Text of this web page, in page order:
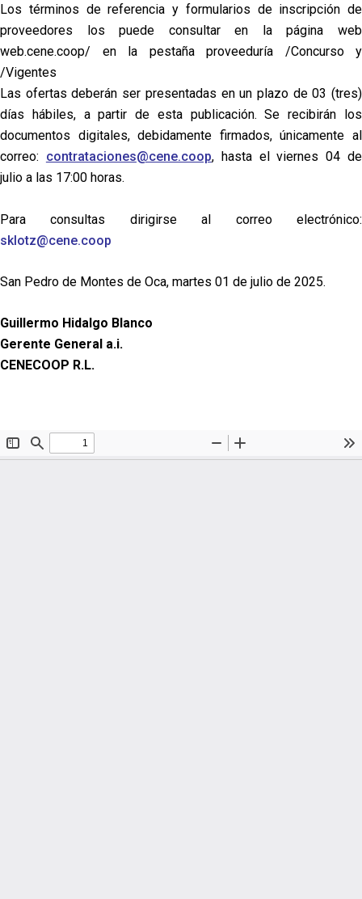
Los términos de referencia y formularios de inscripción de
proveedores los puede consultar en la página web
web.cene.coop/ en la pestaña proveeduría /Concurso y
/Vigentes
Las ofertas deberán ser presentadas en un plazo de 03 (tres)
días hábiles, a partir de esta publicación. Se recibirán los
documentos digitales, debidamente firmados, únicamente al
correo: contrataciones@cene.coop, hasta el viernes 04 de
julio a las 17:00 horas.
Para consultas dirigirse al correo electrónico:
sklotz@cene.coop
San Pedro de Montes de Oca, martes 01 de julio de 2025.
Guillermo Hidalgo Blanco
Gerente General a.i.
CENECOOP R.L.